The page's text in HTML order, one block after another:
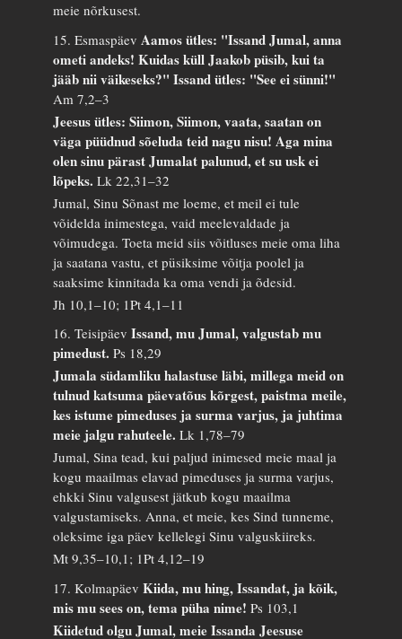
meie nõrkusest.
15. Esmaspäev Aamos ütles: "Issand Jumal, anna
ometi andeks! Kuidas küll Jaakob püsib, kui ta
jääb nii väikeseks?" Issand ütles: "See ei sünni!"
Am 7,2–3
Jeesus ütles: Siimon, Siimon, vaata, saatan on
väga püüdnud sõeluda teid nagu nisu! Aga mina
olen sinu pärast Jumalat palunud, et su usk ei
lõpeks.Lk 22,31–32
Jumal, Sinu Sõnast me loeme, et meil ei tule
võidelda inimestega, vaid meelevaldade ja
võimudega. Toeta meid siis võitluses meie oma liha
ja saatana vastu, et püsiksime võitja poolel ja
saaksime kinnitada ka oma vendi ja õdesid.
Jh 10,1–10; 1Pt 4,1–11
16. TeisipäevIssand, mu Jumal, valgustab mu
pimedust.Ps 18,29
Jumala südamliku halastuse läbi, millega meid on
tulnud katsuma päevatõus kõrgest, paistma meile,
kes istume pimeduses ja surma varjus, ja juhtima
meie jalgu rahuteele.Lk 1,78–79
Jumal, Sina tead, kui paljud inimesed meie maal ja
kogu maailmas elavad pimeduses ja surma varjus,
ehkki Sinu valgusest jätkub kogu maailma
valgustamiseks. Anna, et meie, kes Sind tunneme,
oleksime iga päev kellelegi Sinu valguskiireks.
Mt 9,35–10,1; 1Pt 4,12–19
17. KolmapäevKiida, mu hing, Issandat, ja kõik,
mis mu sees on, tema püha nime!Ps 103,1
Kiidetud olgu Jumal, meie Issanda Jeesuse